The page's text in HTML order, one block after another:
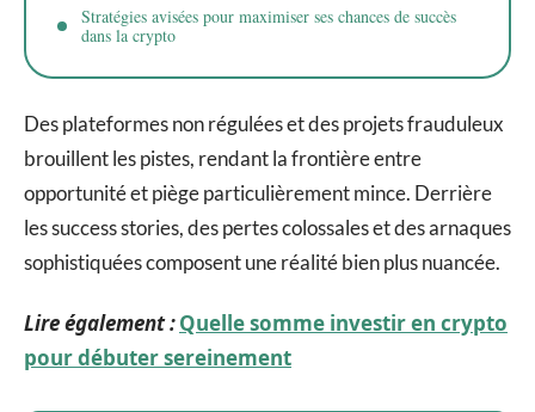
Stratégies avisées pour maximiser ses chances de succès
dans la crypto
Des plateformes non régulées et des projets frauduleux
brouillent les pistes, rendant la frontière entre
opportunité et piège particulièrement mince. Derrière
les success stories, des pertes colossales et des arnaques
sophistiquées composent une réalité bien plus nuancée.
Lire également :Quelle somme investir en crypto
pour débuter sereinement